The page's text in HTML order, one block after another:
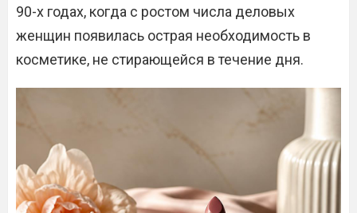
90-х годах, когда с ростом числа деловых
женщин появилась острая необходимость в
косметике, не стирающейся в течение дня.